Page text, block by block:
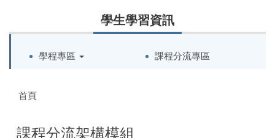
學生學習資訊
學程專區 課程分流專區
首頁
課程分流架構模組